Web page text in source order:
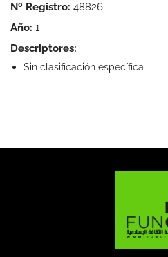
Nº Registro: 48826
Año: 1
Descriptores:
Sin clasificación específica